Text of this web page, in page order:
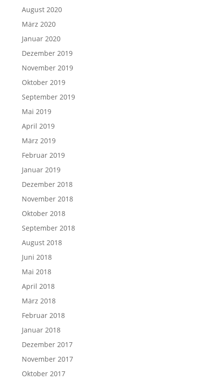
August 2020
März 2020
Januar 2020
Dezember 2019
November 2019
Oktober 2019
September 2019
Mai 2019
April 2019
März 2019
Februar 2019
Januar 2019
Dezember 2018
November 2018
Oktober 2018
September 2018
August 2018
Juni 2018
Mai 2018
April 2018
März 2018
Februar 2018
Januar 2018
Dezember 2017
November 2017
Oktober 2017